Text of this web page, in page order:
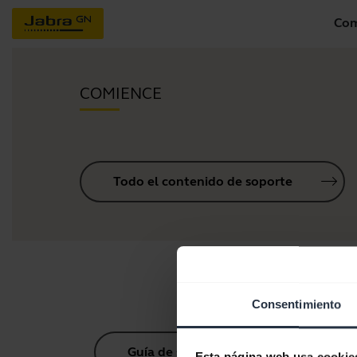
Consentimiento
COMIENCE
Todo el contenido de soporte
Guía de sincronización Bluetooth